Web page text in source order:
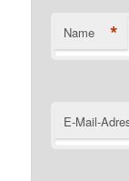
Name *
E-Mail-